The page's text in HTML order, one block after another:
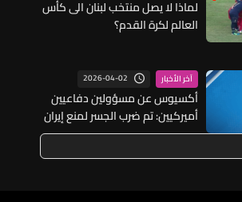
لماذا لا يصل منتخب لبنان الى كأس
العالم لكرة القدم؟
آخر الأخبار 2026-04-02
أكسيوس عن مسؤولين دفاعيين
أميركيين: تم ضرب الجسر لمنع إيران
من نقل الأسلحة عبره ويرجح